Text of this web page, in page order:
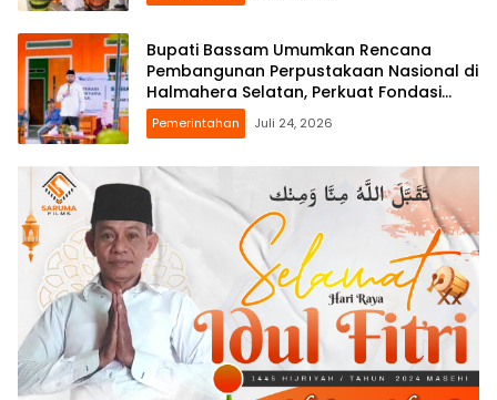
Bupati Bassam Umumkan Rencana
Pembangunan Perpustakaan Nasional di
Halmahera Selatan, Perkuat Fondasi
Literasi Daerah
Pemerintahan Juli 24, 2026